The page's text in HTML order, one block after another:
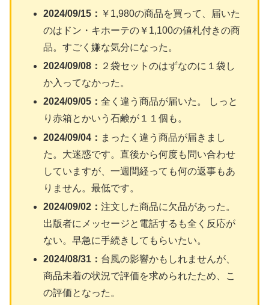
2024/09/15： ￥1,980の商品を買って、届いた
のはドン・キホーテの￥1,100の値札付きの商
品。すごく嫌な気分になった。
2024/09/08： ２袋セットのはずなのに１袋し
か入ってなかった。
2024/09/05：全く違う商品が届いた。 しっと
り赤箱とかいう石鹸が１１個も。
2024/09/04： まったく違う商品が届きまし
た。大迷惑です。直後から何度も問い合わせ
していますが、一週間経っても何の返事もあ
りません。最低です。
2024/09/02：注文した商品に欠品があった。
出版者にメッセージと電話するも全く反応が
ない。早急に手続きしてもらいたい。
2024/08/31： 台風の影響かもしれませんが、
商品未着の状況で評価を求められたため、こ
の評価となった。